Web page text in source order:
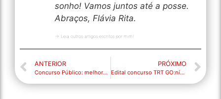
sonho! Vamos juntos até a posse.
Abraços, Flávia Rita.
→ Leia outros artigos escritos por mim!
ANTERIOR
Concurso Público: melhores dicas sobre formação de palavra!
PRÓXIMO
Edital concurso TRT GO:nível médio e superior. Remuneração até R$ 12 mil!